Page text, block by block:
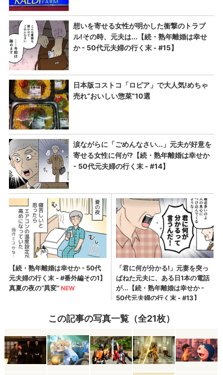
この記事の写真一覧（全21枚）